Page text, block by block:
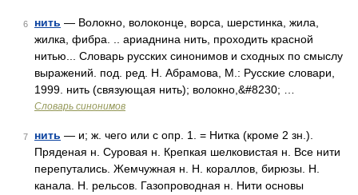
6 нить — Волокно, волоконце, ворса, шерстинка, жила,
жилка, фибра. .. ариаднина нить, проходить красной
нитью... Словарь русских синонимов и сходных по смыслу
выражений. под. ред. Н. Абрамова, М.: Русские словари,
1999. нить (связующая нить); волокно,&#8230; …
Словарь синонимов
7 нить — и; ж. чего или с опр. 1. = Нитка (кроме 2 зн.).
Пряденая н. Суровая н. Крепкая шелковистая н. Все нити
перепутались. Жемчужная н. Н. кораллов, бирюзы. Н.
канала. Н. рельсов. Газопроводная н. Нити основы